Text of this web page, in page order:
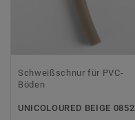
Schweißschnur für PVC-
Böden
UNICOLOURED BEIGE 0852